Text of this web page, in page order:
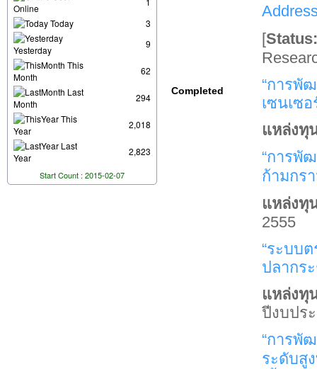
Online
Today
3
Yesterday
9
This
Month
62
Last
Month
294
This
Year
2,018
Last
Year
2,823
Start Count : 2015-02-07
Completed
[Status:
“การพั
เซนเซอ
แหล่งทุ
“การพั
ก้ามกร
แหล่งทุ
2555
“ระบบ
ปลากร
แหล่งทุ
ปีงบปร
“การพั
ระดับสู